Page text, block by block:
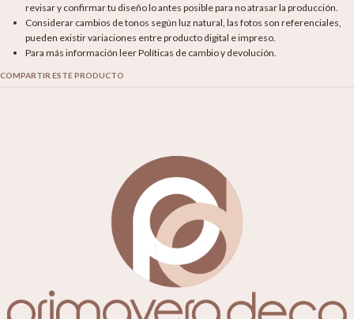
revisar y confirmar tu diseño lo antes posible para no atrasar la producción.
Considerar cambios de tonos según luz natural, las fotos son referenciales,
pueden existir variaciones entre producto digital e impreso.
Para más información leer Políticas de cambio y devolución.
COMPARTIR ESTE PRODUCTO